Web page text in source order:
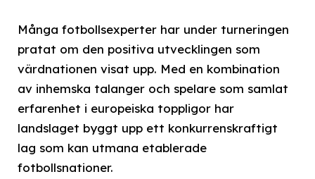
Många fotbollsexperter har under turneringen
pratat om den positiva utvecklingen som
värdnationen visat upp. Med en kombination
av inhemska talanger och spelare som samlat
erfarenhet i europeiska toppligor har
landslaget byggt upp ett konkurrenskraftigt
lag som kan utmana etablerade
fotbollsnationer.